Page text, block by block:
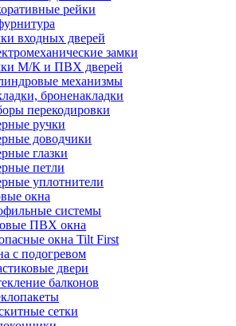
рейки
входных дверей
замки
М/К и ПВХ дверей
механизмы
броненакладки
перекодировки
ручки
доводчики
глазки
петли
уплотнители
окна
системы
ПВХ окна
окна Tilt First
с подогревом
двери
балконов
сетки